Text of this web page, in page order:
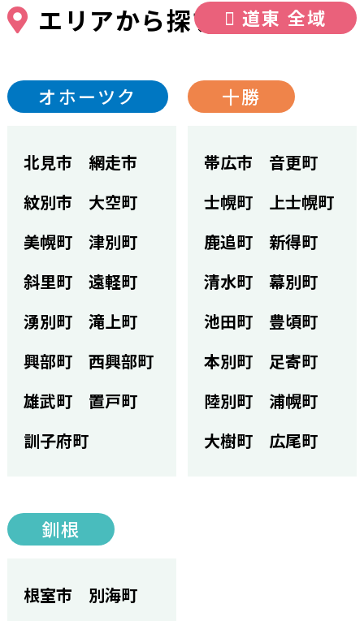
エリアから探す Area
道東 全域
オホーツク
北見市
網走市
紋別市
大空町
美幌町
津別町
斜里町
遠軽町
湧別町
滝上町
興部町
西興部町
雄武町
置戸町
訓子府町
十勝
帯広市
音更町
士幌町
上士幌町
鹿追町
新得町
清水町
幕別町
池田町
豊頃町
本別町
足寄町
陸別町
浦幌町
大樹町
広尾町
釧根
根室市
別海町